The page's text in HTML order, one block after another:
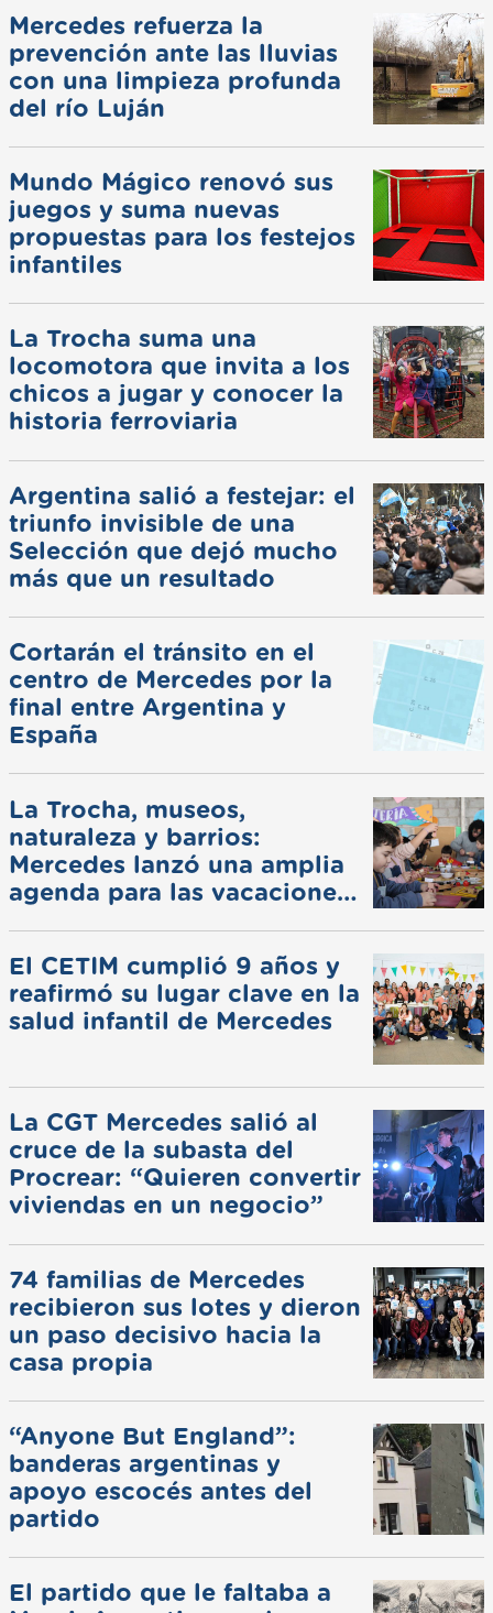
Mercedes refuerza la
prevención ante las lluvias
con una limpieza profunda
del río Luján
Mundo Mágico renovó sus
juegos y suma nuevas
propuestas para los festejos
infantiles
La Trocha suma una
locomotora que invita a los
chicos a jugar y conocer la
historia ferroviaria
Argentina salió a festejar: el
triunfo invisible de una
Selección que dejó mucho
más que un resultado
Cortarán el tránsito en el
centro de Mercedes por la
final entre Argentina y
España
La Trocha, museos,
naturaleza y barrios:
Mercedes lanzó una amplia
agenda para las vacaciones
El CETIM cumplió 9 años y
reafirmó su lugar clave en la
salud infantil de Mercedes
La CGT Mercedes salió al
cruce de la subasta del
Procrear: “Quieren convertir
viviendas en un negocio”
74 familias de Mercedes
recibieron sus lotes y dieron
un paso decisivo hacia la
casa propia
“Anyone But England”:
banderas argentinas y
apoyo escocés antes del
partido
El partido que le faltaba a